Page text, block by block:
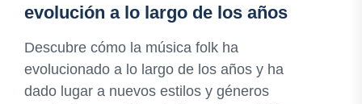
evolución a lo largo de los años
Descubre cómo la música folk ha
evolucionado a lo largo de los años y ha
dado lugar a nuevos estilos y géneros